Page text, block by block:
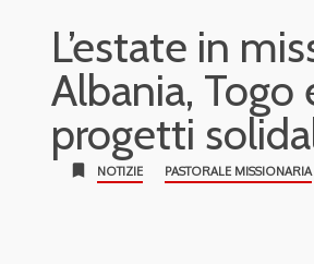
L’estate in
Albania, Togo
progetti
bookmark NOTIZIE PASTORALE MISSIONARIA